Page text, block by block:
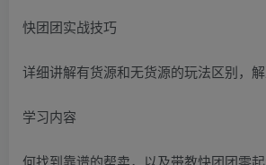
快团团实战技巧
详细讲解有货源和无货源的玩法区别，
学习内容
何找到靠谱的帮卖，以及带教快团团零起